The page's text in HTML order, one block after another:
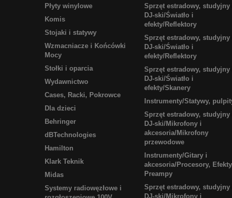
Płyty winylowe
Komis
Stojaki i statywy
Wzmacniacze i Końcówki
Mocy
Stołki i oparcia
Wydawnictwo
Cases, Racki, Pokrowce
Dla dzieci
Behringer
dBTechnologies
Hamilton
Klark Teknik
Midas
Systemy radiowęzłowe i
Sprzęt estradowy, studyjny
DJ-ski/Światło i
efekty/Reflektory
Sprzęt estradowy, studyjny
DJ-ski/Światło i
efekty/Reflektory
Sprzęt estradowy, studyjny
DJ-ski/Światło i
efekty/Skanery
Instrumenty/Statywy,
Sprzęt estradowy, studyjny
DJ-ski/Mikrofony i
akcesoria/Mikrofony
przewodowe
Instrumenty/Gitary i
akcesoria/Procesory,
Preampy
Sprzęt estradowy, studyjny
DJ-ski/Mikrofony i